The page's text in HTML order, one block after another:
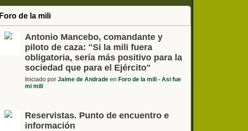
Foro de la mili
Antonio Mancebo, comandante y
piloto de caza: "Si la mili fuera
obligatoria, sería más positivo para la
sociedad que para el Ejército"
Iniciado porJaime de Andrade en Foro de la mili - Asi fue
mi mili
Reservistas. Punto de encuentro e
información